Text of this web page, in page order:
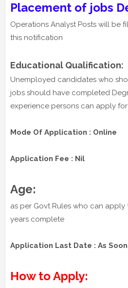
Placement of jobs
Operations Analyst Posts will be
this notification
Educational Qualification:
Unemployed candidates who
jobs should have completed
experience persons can apply
Mode Of Application : Online
Application Fee : Nil
Age:
as per Govt Rules who can apply
years complete
Application Last Date : As
How to Apply: